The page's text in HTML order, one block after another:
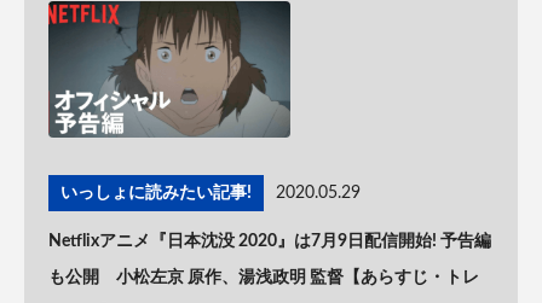
いっしょに読みたい記事! 2020.05.29
Netflixアニメ『日本沈没 2020』は7月9日配信開始! 予告編
も公開 小松左京 原作、湯浅政明 監督【あらすじ・トレ